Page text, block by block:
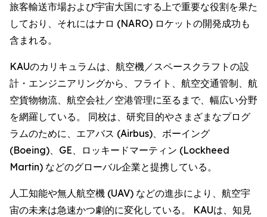
旅客輸送市場および宇宙大国にする上で重要な役割を果た
しており、それにはナロ (NARO) ロケットの開発成功も
含まれる。
KAUのカリキュラムは、航空機／スペースクラフトの設
計・エンジニアリングから、フライト、航空交通管制、航
空貨物物流、航空会社／空港管理に至るまで、幅広い分野
を網羅している。 同校は、研究目的やさまざまなプログ
ラムのために、エアバス (Airbus)、ボーイング
(Boeing)、GE、ロッキードマーティン (Lockheed
Martin) などのグローバル企業と提携している。
人工知能や無人航空機 (UAV) などの進歩により、航空宇
宙の未来は急速かつ劇的に変化している。 KAUは、知見